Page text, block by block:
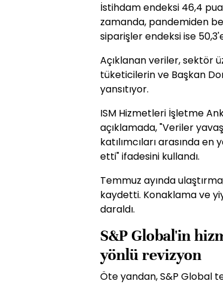
İstihdam endeksi 46,4
zamanda, pandemiden
siparişler endeksi ise
Açıklanan veriler, sektör
tüketicilerin ve Başkan
yansıtıyor.
ISM Hizmetleri İşletme
açıklamada, "Veriler
katılımcıları arasında
etti" ifadesini kullandı.
Temmuz ayında
kaydetti. Konaklama ve
daraldı.
S&P Global'in
yönlü revizyon
Öte yandan, S&P Global